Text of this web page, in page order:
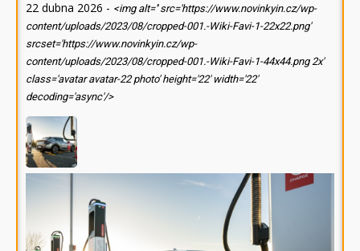
22 dubna 2026 - <img alt='' src='https://www.novinkyin.cz/wp-
content/uploads/2023/08/cropped-001.-Wiki-Favi-1-22x22.png'
srcset='https://www.novinkyin.cz/wp-
content/uploads/2023/08/cropped-001.-Wiki-Favi-1-44x44.png 2x'
class='avatar avatar-22 photo' height='22' width='22'
decoding='async'/>